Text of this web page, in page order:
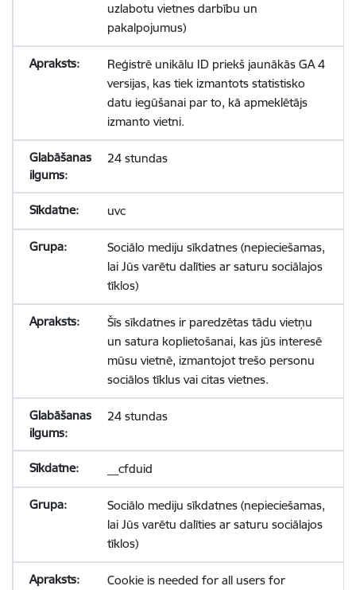
uzlabotu vietnes darbību un
pakalpojumus)
Reģistrē unikālu ID priekš jaunākās GA 4
versijas, kas tiek izmantots statistisko
datu iegūšanai par to, kā apmeklētājs
izmanto vietni.
24 stundas
uvc
Sociālo mediju sīkdatnes (nepieciešamas,
lai Jūs varētu dalīties ar saturu sociālajos
tīklos)
Šīs sīkdatnes ir paredzētas tādu vietņu
un satura koplietošanai, kas jūs interesē
mūsu vietnē, izmantojot trešo personu
sociālos tīklus vai citas vietnes.
24 stundas
__cfduid
Sociālo mediju sīkdatnes (nepieciešamas,
lai Jūs varētu dalīties ar saturu sociālajos
tīklos)
Cookie is needed for all users for